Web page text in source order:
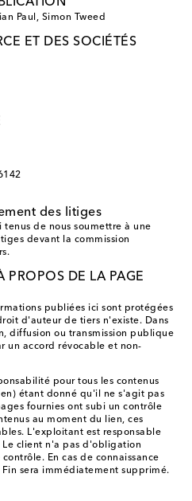
Paul, Simon Tweed
ET DES SOCIÉTÉS
des litiges
tenus de nous soumettre à une
devant la commission
PROPOS DE LA PAGE
publiées ici sont protégées
d'auteur de tiers n'existe. Dans
diffusion ou transmission publique
un accord révocable et non-
pour tous les contenus
étant donné qu'il ne s'agit pas
fournies ont subi un contrôle
au moment du lien, ces
L'exploitant est responsable
client n'a pas d'obligation
En cas de connaissance
sera immédiatement supprimé.